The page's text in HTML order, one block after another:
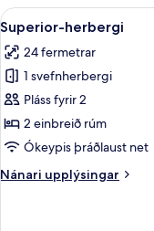
Skoða
allar
myndir
fyrir
Superior-
herbergi
1
Superior-herbergi
24 fermetrar
1 svefnherbergi
Pláss fyrir 2
2 einbreið rúm
Ókeypis þráðlaust net
Nánari upplýsingar
Nánari